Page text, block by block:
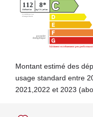
Montant estimé des
usage standard entre
2021,2022 et 2023